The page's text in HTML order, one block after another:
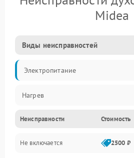
Midea
Виды неисправностей
Электропитание
Нагрев
Неисправности Стоимость
Не включается 2500 ₽